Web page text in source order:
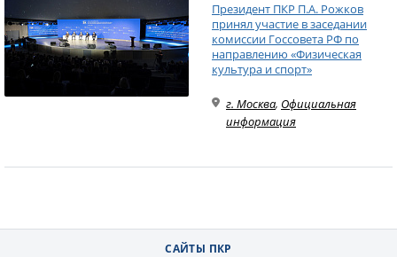
Президент ПКР П.А. Рожков
принял участие в заседании
комиссии Госсовета РФ по
направлению «Физическая
культура и спорт»
г. Москва, Официальная
информация
САЙТЫ ПКР